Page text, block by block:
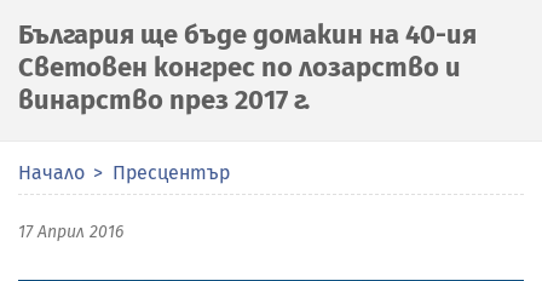
България ще бъде домакин на 40-ия
Световен конгрес по лозарство и
винарство през 2017 г.
Начало Пресцентър
17 Април 2016